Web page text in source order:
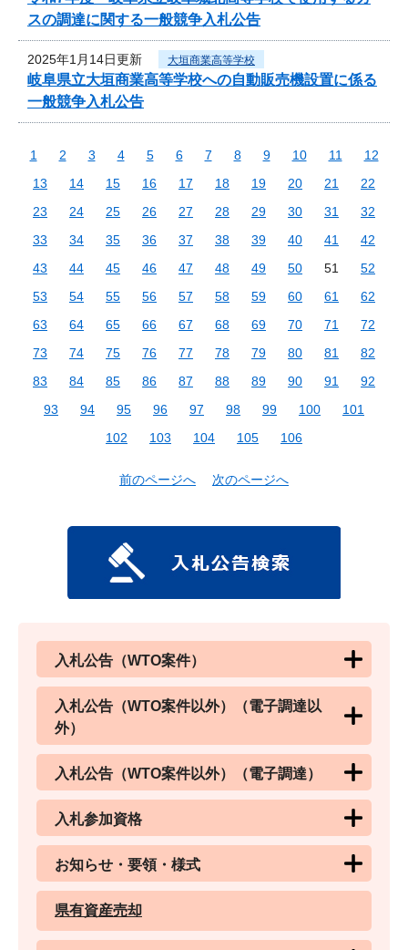
スの調達に関する一般競争入札公告
2025年1月14日更新 大垣商業高等学校
岐阜県立大垣商業高等学校への自動販売機設置に係る
一般競争入札公告
1 2 3 4 5 6 7 8 9 10 11
12
13
14 15 16 17 18 19 20 21
22
23
24 25 26 27 28 29 30 31
32
33
34 35 36 37 38 39 40 41
42
43
44 45 46 47 48 49 50 51
52
53
54 55 56 57 58 59 60 61
62
63
64 65 66 67 68 69 70 71
72
73
74 75 76 77 78 79 80 81
82
83
84 85 86 87 88 89 90 91
92
93
94 95 96 97 98 99 100
101
102
103 104 105 106
前のページへ 次のページへ
入札公告（WTO案件）
入札公告（WTO案件以外）（電子調達以
外）
入札公告（WTO案件以外）（電子調達）
入札参加資格
お知らせ・要領・様式
県有資産売却